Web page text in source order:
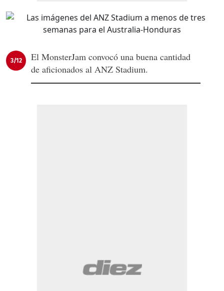
3/12
El MonsterJam convocó una buena cantidad
de aficionados al ANZ Stadium.